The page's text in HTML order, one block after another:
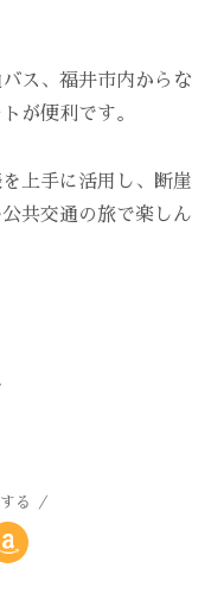
ス、福井市内からな
が便利です。
上手に活用し、断崖
共交通の旅で楽しん
る